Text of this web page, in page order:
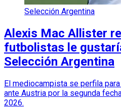
Selección Argentina
Alexis Mac Allister
futbolistas le
Selección Argentina
El mediocampista se perfila
ante Austria por la segunda
2026.